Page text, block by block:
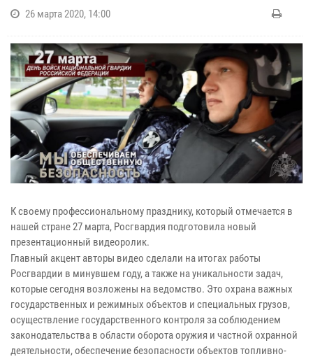
26 марта 2020, 14:00
К своему профессиональному празднику, который отмечается в
нашей стране 27 марта, Росгвардия подготовила новый
презентационный видеоролик.
Главный акцент авторы видео сделали на итогах работы
Росгвардии в минувшем году, а также на уникальности задач,
которые сегодня возложены на ведомство. Это охрана важных
государственных и режимных объектов и специальных грузов,
осуществление государственного контроля за соблюдением
законодательства в области оборота оружия и частной охранной
деятельности, обеспечение безопасности объектов топливно-